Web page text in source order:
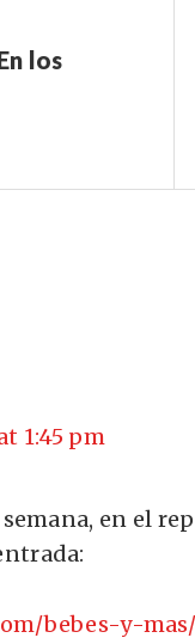
los
1:45 pm
en el
bebes-y-